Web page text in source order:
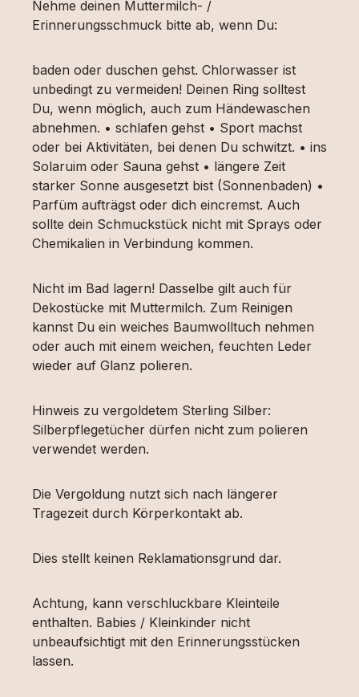
Nehme deinen Muttermilch- /
Erinnerungsschmuck bitte ab, wenn Du:
baden oder duschen gehst. Chlorwasser ist
unbedingt zu vermeiden! Deinen Ring solltest
Du, wenn möglich, auch zum Händewaschen
abnehmen. • schlafen gehst • Sport machst
oder bei Aktivitäten, bei denen Du schwitzt. • ins
Solaruim oder Sauna gehst • längere Zeit
starker Sonne ausgesetzt bist (Sonnenbaden) •
Parfüm aufträgst oder dich eincremst. Auch
sollte dein Schmuckstück nicht mit Sprays oder
Chemikalien in Verbindung kommen.
Nicht im Bad lagern! Dasselbe gilt auch für
Dekostücke mit Muttermilch. Zum Reinigen
kannst Du ein weiches Baumwolltuch nehmen
oder auch mit einem weichen, feuchten Leder
wieder auf Glanz polieren.
Hinweis zu vergoldetem Sterling Silber:
Silberpflegetücher dürfen nicht zum polieren
verwendet werden.
Die Vergoldung nutzt sich nach längerer
Tragezeit durch Körperkontakt ab.
Dies stellt keinen Reklamationsgrund dar.
Achtung, kann verschluckbare Kleinteile
enthalten. Babies / Kleinkinder nicht
unbeaufsichtigt mit den Erinnerungsstücken
lassen.